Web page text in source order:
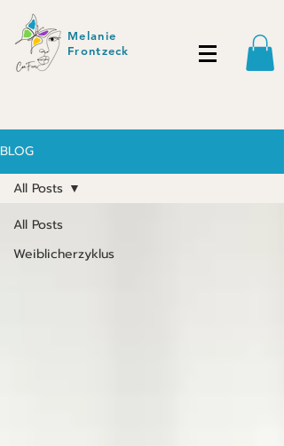
Melanie
Frontzeck
BLOG
All Posts
Weiblicherzyklus
All Posts